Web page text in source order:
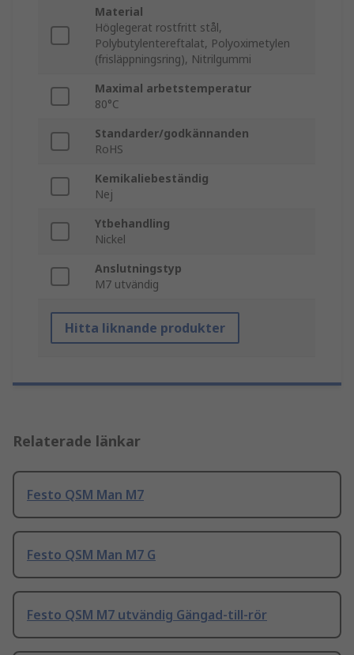
Material
Höglegerat rostfritt stål,
Polybutylentereftalat, Polyoximetylen
(frisläppningsring), Nitrilgummi
Maximal arbetstemperatur
80°C
Standarder/godkännanden
RoHS
Kemikaliebeständig
Nej
Ytbehandling
Nickel
Anslutningstyp
M7 utvändig
Hitta liknande produkter
Relaterade länkar
Festo QSM Man M7
Festo QSM Man M7 G
Festo QSM M7 utvändig Gängad-till-rör